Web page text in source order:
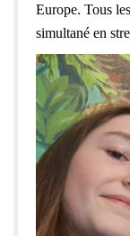
Europe. Tous
simultané en